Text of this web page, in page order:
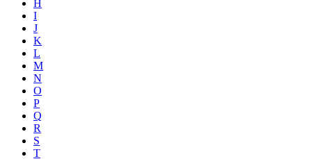
H
I
J
K
L
M
N
O
P
Q
R
S
T